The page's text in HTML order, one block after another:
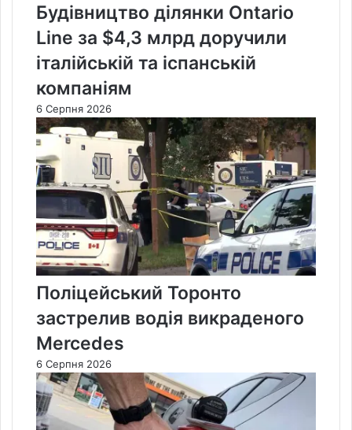
Будівництво ділянки Ontario
Line за $4,3 млрд доручили
італійській та іспанській
компаніям
6 Серпня 2026
Поліцейський Торонто
застрелив водія викраденого
Mercedes
6 Серпня 2026